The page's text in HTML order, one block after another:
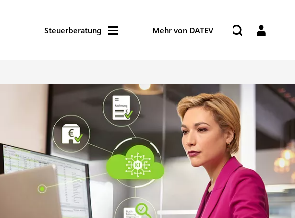
Steuerberatung Mehr von DATEV